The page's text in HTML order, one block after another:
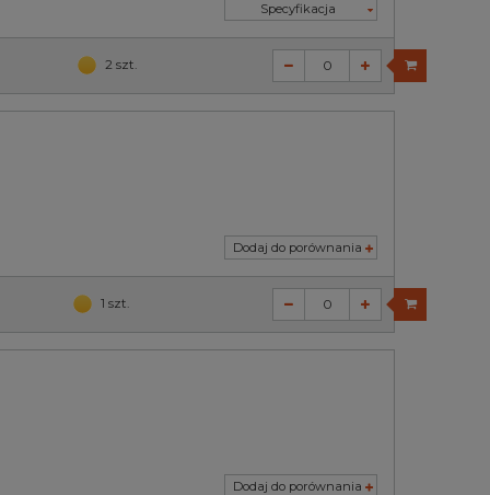
Specyfikacja
2 szt.
Dodaj do porównania
1 szt.
Dodaj do porównania